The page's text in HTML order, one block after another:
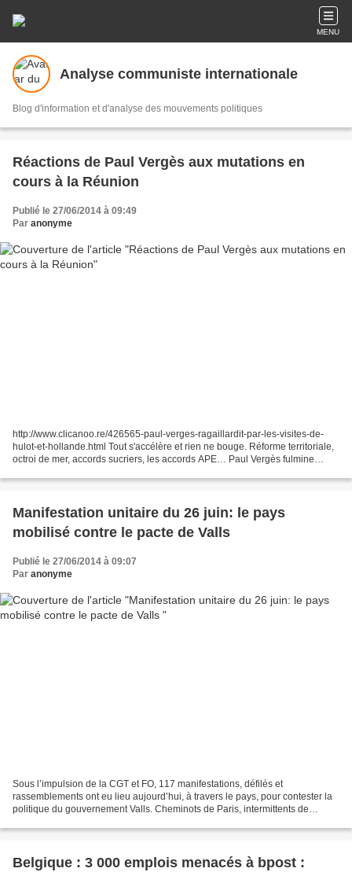
MENU
Analyse communiste internationale
Blog d'information et d'analyse des mouvements politiques
Réactions de Paul Vergès aux mutations en
cours à la Réunion
Publié le 27/06/2014 à 09:49
Par anonyme
http://www.clicanoo.re/426565-paul-verges-ragaillardit-par-les-visites-de-
hulot-et-hollande.html Tout s'accélère et rien ne bouge. Réforme territoriale,
octroi de mer, accords sucriers, les accords APE… Paul Vergès fulmine
Manifestation unitaire du 26 juin: le pays
mobilisé contre le pacte de Valls
Publié le 27/06/2014 à 09:07
Par anonyme
Sous l’impulsion de la CGT et FO, 117 manifestations, défilés et
rassemblements ont eu lieu aujourd’hui, à travers le pays, pour contester la
politique du gouvernement Valls. Cheminots de Paris, intermittents de
Belgique : 3 000 emplois menacés à bpost :